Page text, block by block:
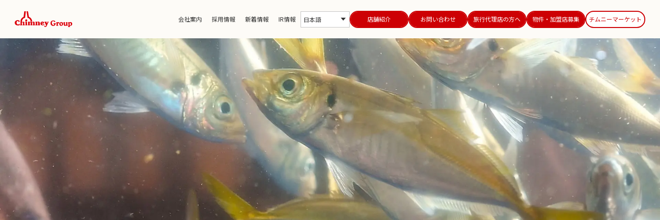
会社案内 採用情報 新着情報 IR情報 日本語 店舗紹介 お問い合わせ 旅行代理店の方へ 物件・加盟店募集 チムニーマーケット